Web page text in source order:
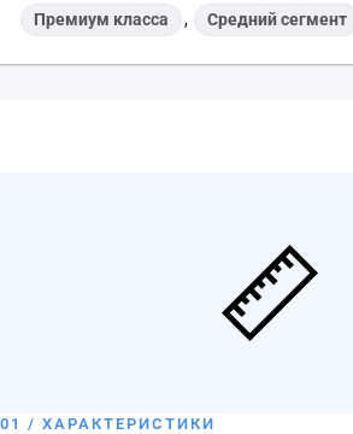
Премиум класса , Средний сегмент
01 / ХАРАКТЕРИСТИКИ